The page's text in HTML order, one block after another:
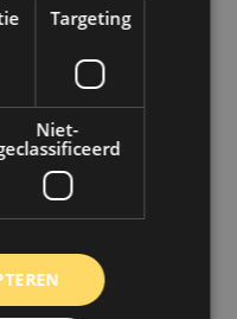
|
Targeting
Niet-